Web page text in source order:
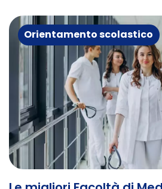
Orientamento scolastico